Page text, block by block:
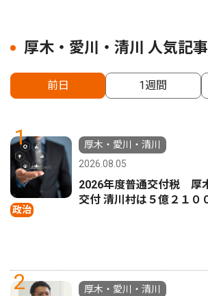
厚木・愛川・清川 人気記
前日 1週間
1
政治
厚木・愛川・清川
2026.08.05
2026年度普通交付税 厚
交付 清川村は５億２１０
2
厚木・愛川・清川